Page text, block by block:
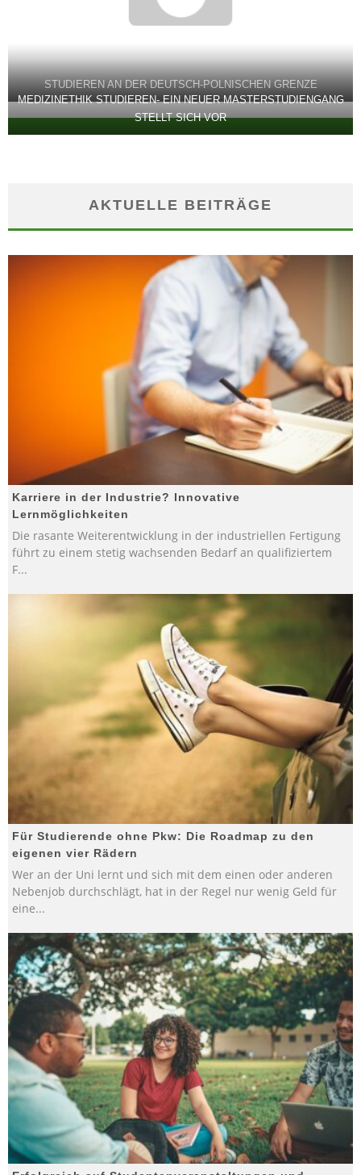
STUDIEREN AN DER DEUTSCH-POLNISCHEN GRENZE
MEDIZINETHIK STUDIEREN- EIN NEUER MASTERSTUDIENGANG
STELLT SICH VOR
AKTUELLE BEITRÄGE
Karriere in der Industrie? Innovative
Lernmöglichkeiten
Die rasante Weiterentwicklung in der industriellen Fertigung
führt zu einem stetig wachsenden Bedarf an qualifiziertem
F...
Für Studierende ohne Pkw: Die Roadmap zu den
eigenen vier Rädern
Wer an der Uni lernt und sich mit dem einen oder anderen
Nebenjob durchschlägt, hat in der Regel nur wenig Geld für
eine...